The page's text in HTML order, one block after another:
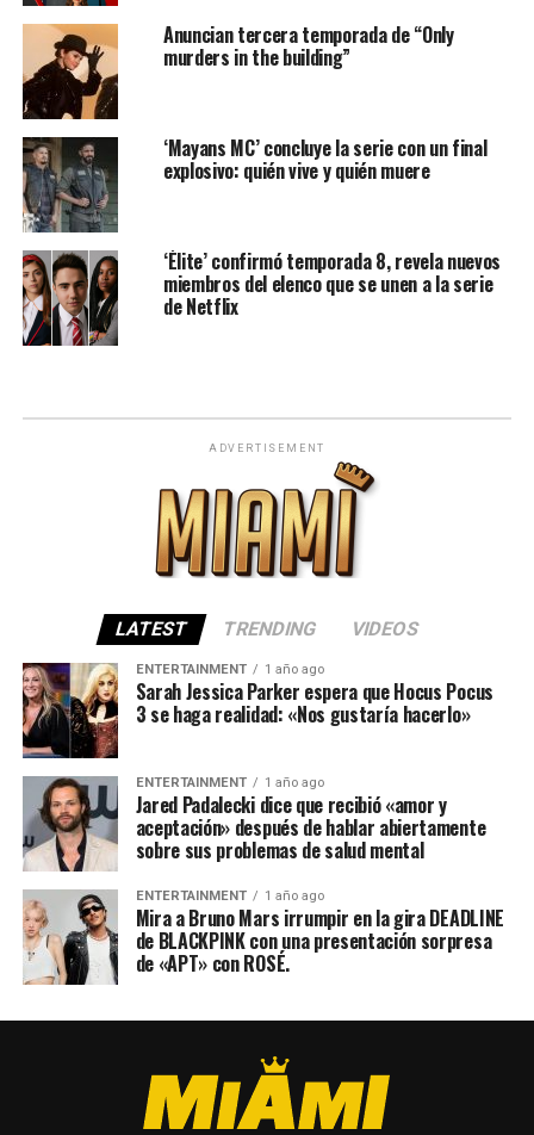
Anuncian tercera temporada de “Only
murders in the building”
‘Mayans MC’ concluye la serie con un final
explosivo: quién vive y quién muere
‘Élite’ confirmó temporada 8, revela nuevos
miembros del elenco que se unen a la serie
de Netflix
ADVERTISEMENT
LATEST TRENDING VIDEOS
ENTERTAINMENT 1 año ago
Sarah Jessica Parker espera que Hocus Pocus
3 se haga realidad: «Nos gustaría hacerlo»
ENTERTAINMENT 1 año ago
Jared Padalecki dice que recibió «amor y
aceptación» después de hablar abiertamente
sobre sus problemas de salud mental
ENTERTAINMENT 1 año ago
Mira a Bruno Mars irrumpir en la gira DEADLINE
de BLACKPINK con una presentación sorpresa
de «APT» con ROSÉ.